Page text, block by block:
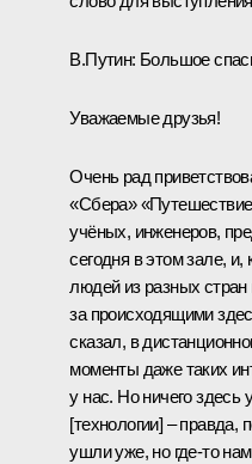
В.Путин: Большое
Уважаемые друзья!
Очень рад
«Сбера» «Путешествие
учёных, инженеров,
сегодня в этом зале,
людей из разных
за происходящими
сказал, в
моменты даже таких
у нас. Но ничего здесь
[технологии] –
ушли уже, но где-то